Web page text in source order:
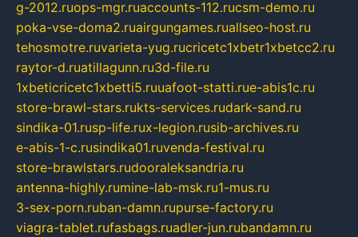
g-2012.ruops-mgr.ruaccounts-112.rucsm-demo.ru
poka-vse-doma2.ruairgungames.ruallseo-host.ru
tehosmotre.ruvarieta-yug.rucricetc1xbetr1xbetcc2.ru
raytor-d.ruatillagunn.ru3d-file.ru
1xbeticricetc1xbetti5.ruuafoot-statti.rue-abis1c.ru
store-brawl-stars.rukts-services.rudark-sand.ru
sindika-01.rusp-life.rux-legion.rusib-archives.ru
e-abis-1-c.rusindika01.ruvenda-festival.ru
store-brawlstars.rudooraleksandria.ru
antenna-highly.rumine-lab-msk.ru1-mus.ru
3-sex-porn.ruban-damn.rupurse-factory.ru
viagra-tablet.rufasbags.ruadler-jun.rubandamn.ru